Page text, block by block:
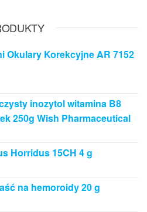
Okulary Korekcyjne AR 7152
inozytol witamina B8
250g Wish Pharmaceutical
Horridus 15CH 4 g
na hemoroidy 20 g